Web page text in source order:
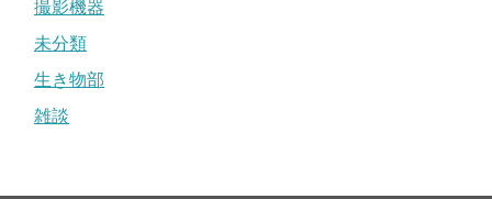
撮影機器
未分類
生き物部
雑談